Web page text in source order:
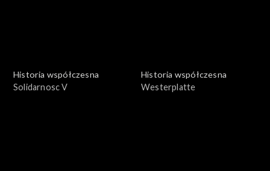
Historia współczesna
Solidarnosc V
Historia współczesna
Westerplatte